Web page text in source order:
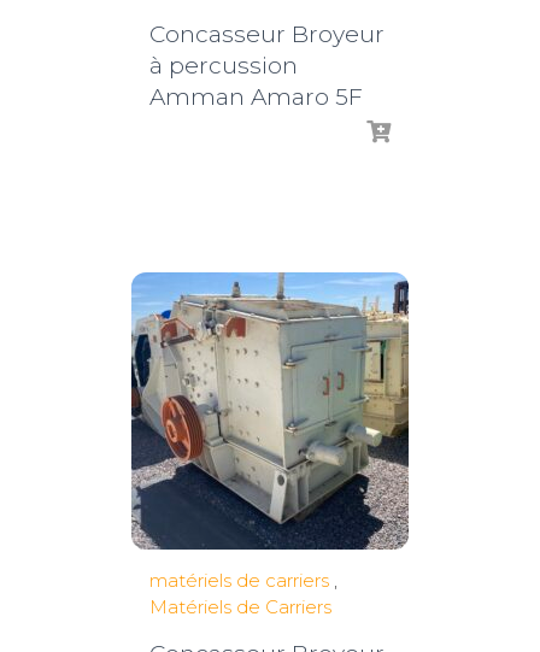
Concasseur Broyeur
à percussion
Amman Amaro 5F
matériels de carriers ,
Matériels de Carriers